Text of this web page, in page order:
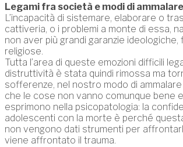
Legami fra società e modi di ammalare
L’incapacità di sistemare, elaborare o
cattiveria, o i problemi a monte di essa,
non aver più grandi garanzie
religiose.
Tutta l’area di queste emozioni difficili
distruttività è stata quindi rimossa ma
sofferenze, nel nostro modo di
che le cose non vanno comunque bene
esprimono nella psicopatologia: la
adolescenti con la morte è perché
non vengono dati strumenti per
viene affrontato il trauma.